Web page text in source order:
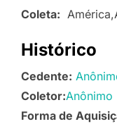
Coleta:
Histórico
Cedente:
Coletor:Anônimo
Forma de